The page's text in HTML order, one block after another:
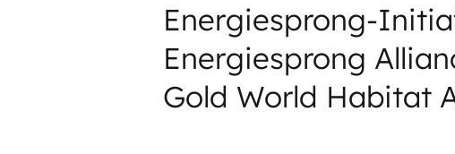
Energiesprong-
Energiesprong
Gold World Habitat